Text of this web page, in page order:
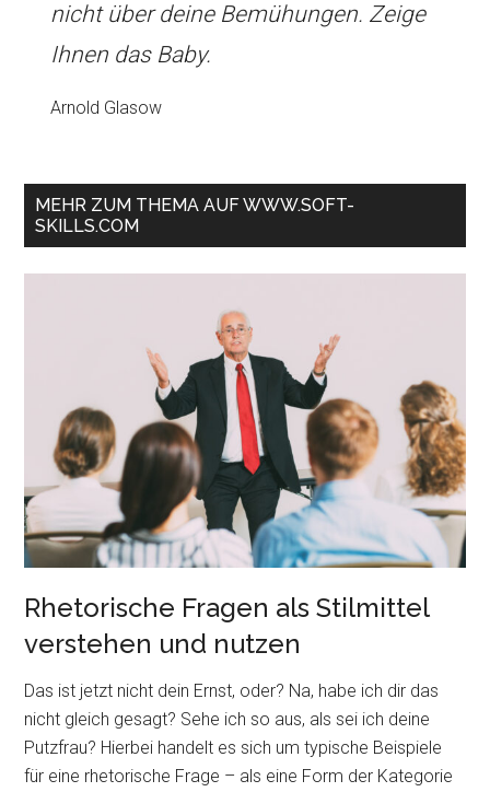
nicht über deine Bemühungen. Zeige
Ihnen das Baby.
Arnold Glasow
MEHR ZUM THEMA AUF WWW.SOFT-
SKILLS.COM
Rhetorische Fragen als Stilmittel
verstehen und nutzen
Das ist jetzt nicht dein Ernst, oder? Na, habe ich dir das
nicht gleich gesagt? Sehe ich so aus, als sei ich deine
Putzfrau? Hierbei handelt es sich um typische Beispiele
für eine rhetorische Frage – als eine Form der Kategorie